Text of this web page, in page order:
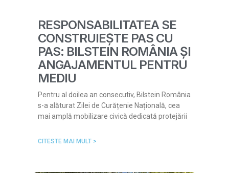
RESPONSABILITATEA SE
CONSTRUIEȘTE PAS CU
PAS: BILSTEIN ROMÂNIA ȘI
ANGAJAMENTUL PENTRU
MEDIU
Pentru al doilea an consecutiv, Bilstein România
s-a alăturat Zilei de Curățenie Națională, cea
mai amplă mobilizare civică dedicată protejării
CITESTE MAI MULT >